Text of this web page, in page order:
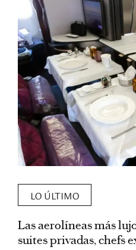
LO ÚLTIMO
Las aerolíneas más
suites privadas, chefs